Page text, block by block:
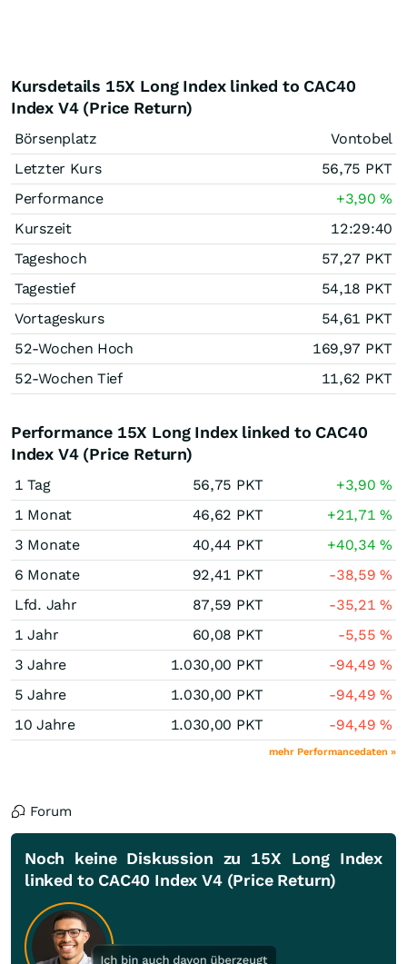
Kursdetails 15X Long Index linked to CAC40
Index V4 (Price Return)
Börsenplatz
Vontobel
Letzter Kurs
56,75 PKT
Performance
+3,90%
Kurszeit
12:29:40
Tageshoch
57,27 PKT
Tagestief
54,18 PKT
Vortageskurs
54,61 PKT
52-Wochen Hoch
169,97 PKT
52-Wochen Tief
11,62 PKT
Performance 15X Long Index linked to CAC40
Index V4 (Price Return)
1 Tag 56,75 PKT +3,90%
1 Monat
46,62 PKT +21,71%
3 Monate
40,44 PKT +40,34%
6 Monate
92,41 PKT -38,59%
Lfd. Jahr
87,59 PKT -35,21%
1 Jahr
60,08 PKT -5,55%
3 Jahre
1.030,00 PKT -94,49%
5 Jahre
1.030,00 PKT -94,49%
10 Jahre
1.030,00 PKT -94,49%
mehr Performancedaten »
Forum
Noch keine Diskussion zu 15X Long Index
linked to CAC40 Index V4 (Price Return)